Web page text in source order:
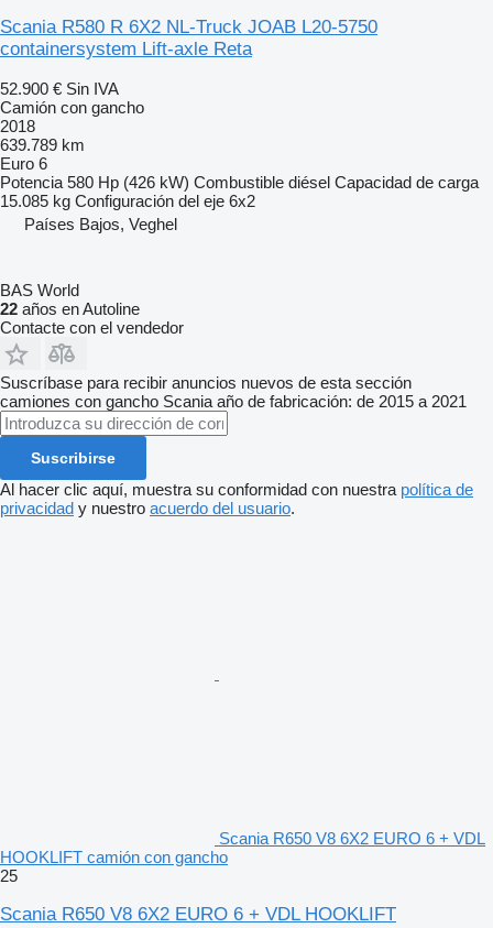
Scania R580 R 6X2 NL-Truck JOAB L20-5750
containersystem Lift-axle Reta
52.900 € Sin IVA
Camión con gancho
2018
639.789 km
Euro 6
Potencia 580 Hp (426 kW) Combustible diésel Capacidad de carga
15.085 kg Configuración del eje 6x2
Países Bajos, Veghel
BAS World
22 años en Autoline
Contacte con el vendedor
Suscríbase para recibir anuncios nuevos de esta sección
camiones con gancho Scania año de fabricación: de 2015 a 2021
Suscribirse
Al hacer clic aquí, muestra su conformidad con nuestra política de
privacidad y nuestro acuerdo del usuario.
Scania R650 V8 6X2 EURO 6 + VDL
HOOKLIFT camión con gancho
25
Scania R650 V8 6X2 EURO 6 + VDL HOOKLIFT